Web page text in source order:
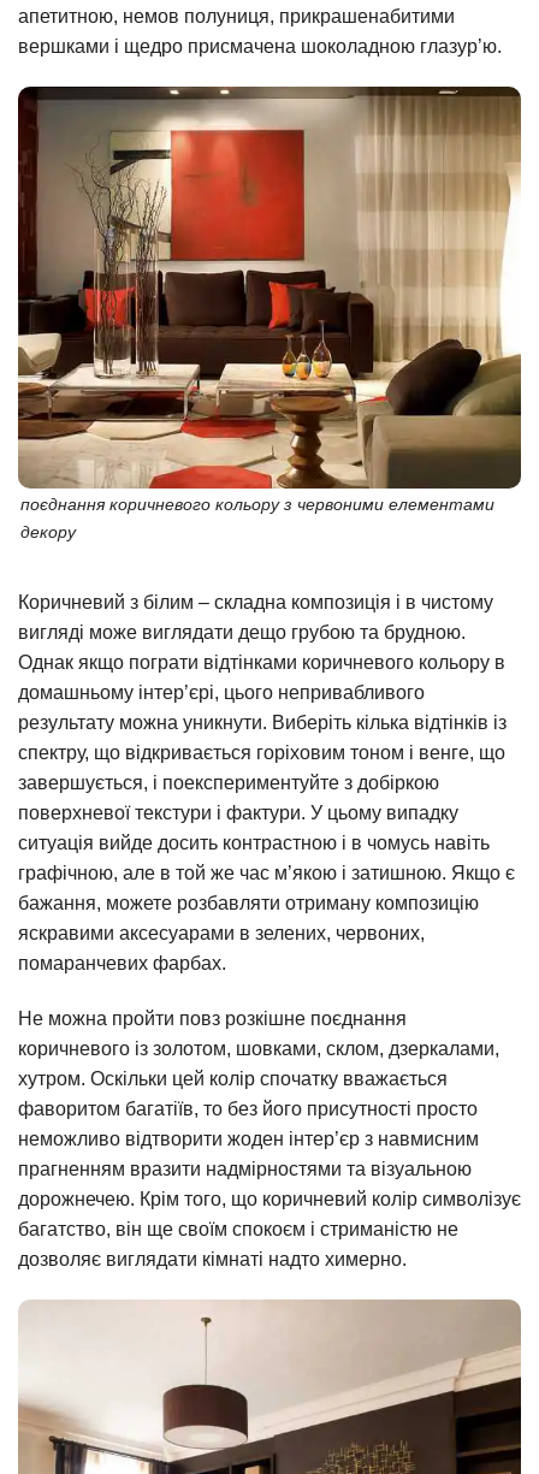
апетитною, немов полуниця, прикрашенабитими
вершками і щедро присмачена шоколадною глазур’ю.
поєднання коричневого кольору з червоними елементами
декору
Коричневий з білим – складна композиція і в чистому
вигляді може виглядати дещо грубою та брудною.
Однак якщо пограти відтінками коричневого кольору в
домашньому інтер’єрі, цього непривабливого
результату можна уникнути. Виберіть кілька відтінків із
спектру, що відкривається горіховим тоном і венге, що
завершується, і поекспериментуйте з добіркою
поверхневої текстури і фактури. У цьому випадку
ситуація вийде досить контрастною і в чомусь навіть
графічною, але в той же час м’якою і затишною. Якщо є
бажання, можете розбавляти отриману композицію
яскравими аксесуарами в зелених, червоних,
помаранчевих фарбах.
Не можна пройти повз розкішне поєднання
коричневого із золотом, шовками, склом, дзеркалами,
хутром. Оскільки цей колір спочатку вважається
фаворитом багатіїв, то без його присутності просто
неможливо відтворити жоден інтер’єр з навмисним
прагненням вразити надмірностями та візуальною
дорожнечею. Крім того, що коричневий колір символізує
багатство, він ще своїм спокоєм і стриманістю не
дозволяє виглядати кімнаті надто химерно.